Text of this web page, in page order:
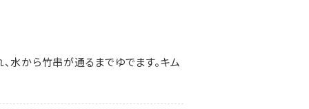
水から竹串が通るまでゆでます。キム